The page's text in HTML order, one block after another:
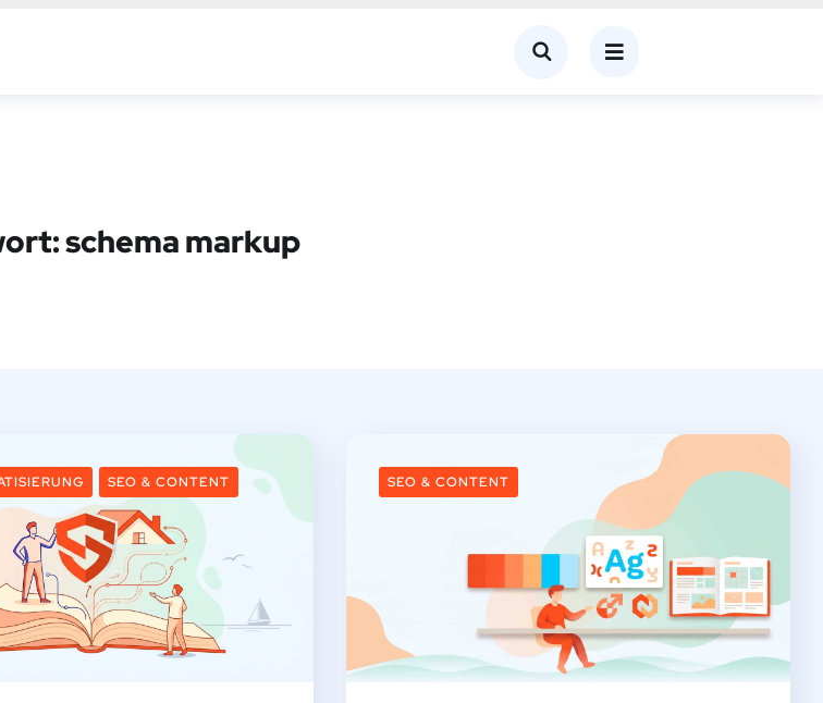
schema markup
SEO & CONTENT SEO & CONTENT